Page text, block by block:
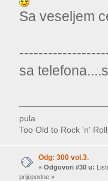
Sa veseljem
sa
pula
Too Old to Rock 'n'
Odg: 300 vol.3.
« Odgovori #30 u:
prijepodne »